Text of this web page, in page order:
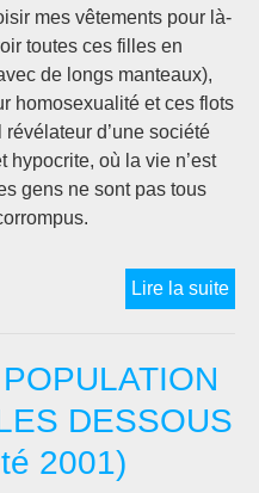
mes vêtements pour là-
toutes ces filles en
de longs manteaux),
homosexualité et ces flots
d’une société
hypocrite, où la vie n’est
gens ne sont pas tous
Lire la suite
en
DESSOUS
2001)